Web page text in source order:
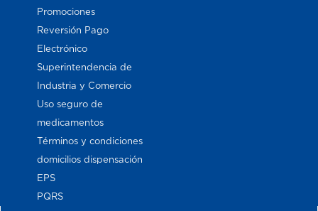
Promociones
Reversión Pago
Electrónico
Superintendencia de
Industria y Comercio
Uso seguro de
medicamentos
Términos y condiciones
domicilios dispensación
EPS
PQRS